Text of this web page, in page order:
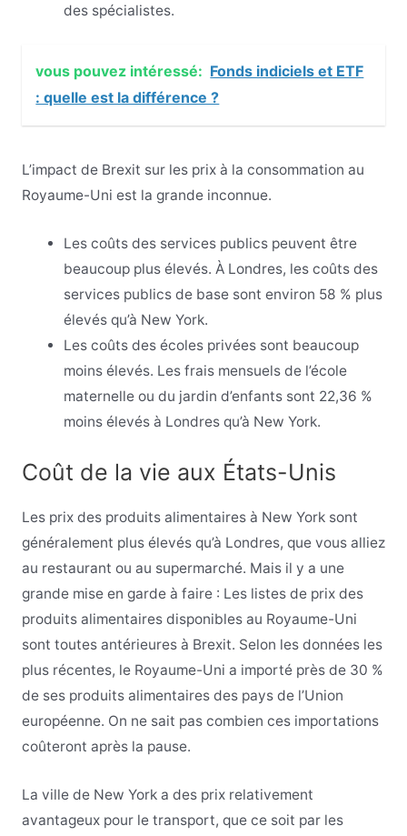
des spécialistes.
vous pouvez intéressé: Fonds indiciels et ETF
: quelle est la différence ?
L’impact de Brexit sur les prix à la consommation au
Royaume-Uni est la grande inconnue.
Les coûts des services publics peuvent être
beaucoup plus élevés. À Londres, les coûts des
services publics de base sont environ 58 % plus
élevés qu’à New York.
Les coûts des écoles privées sont beaucoup
moins élevés. Les frais mensuels de l’école
maternelle ou du jardin d’enfants sont 22,36 %
moins élevés à Londres qu’à New York.
Coût de la vie aux États-Unis
Les prix des produits alimentaires à New York sont
généralement plus élevés qu’à Londres, que vous alliez
au restaurant ou au supermarché. Mais il y a une
grande mise en garde à faire : Les listes de prix des
produits alimentaires disponibles au Royaume-Uni
sont toutes antérieures à Brexit. Selon les données les
plus récentes, le Royaume-Uni a importé près de 30 %
de ses produits alimentaires des pays de l’Union
européenne. On ne sait pas combien ces importations
coûteront après la pause.
La ville de New York a des prix relativement
avantageux pour le transport, que ce soit par les